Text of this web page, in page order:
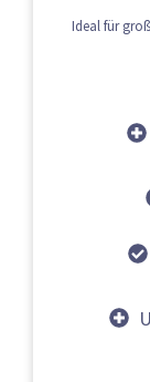
Ideal für